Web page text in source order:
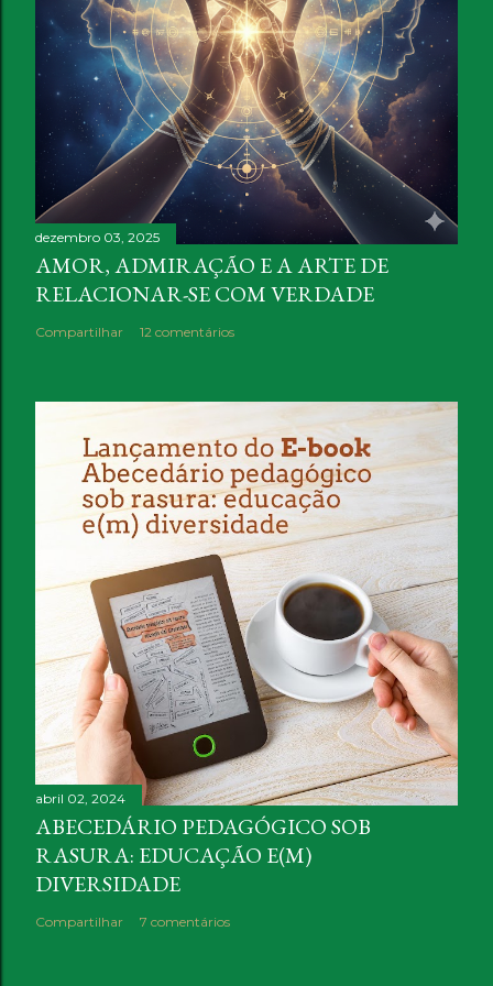
o
m
n
r
i
o
dezembro 03, 2025
AMOR, ADMIRAÇÃO E A ARTE DE
RELACIONAR-SE COM VERDADE
Compartilhar 12 comentários
abril 02, 2024
ABECEDÁRIO PEDAGÓGICO SOB
RASURA: EDUCAÇÃO E(M)
DIVERSIDADE
Compartilhar 7 comentários